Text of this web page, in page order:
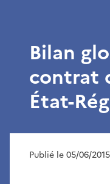
Bilan
contrat
État-
Publié le 05/06/2015